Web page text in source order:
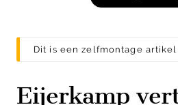
Dit is een zelfmontage artikel
Eijerkamp